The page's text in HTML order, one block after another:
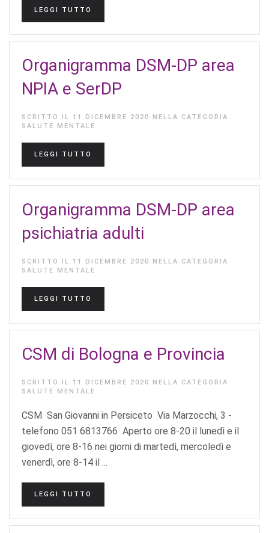
LEGGI TUTTO
Organigramma DSM-DP area
NPIA e SerDP
SCRITTO IL 11 DICEMBRE 2020
NELLA CATEGORIA
SALUTE MENTALE
LEGGI TUTTO
Organigramma DSM-DP area
psichiatria adulti
SCRITTO IL 11 DICEMBRE 2020
NELLA CATEGORIA
SALUTE MENTALE
LEGGI TUTTO
CSM di Bologna e Provincia
SCRITTO IL 11 DICEMBRE 2020
NELLA CATEGORIA
SALUTE MENTALE
CSM San Giovanni in Persiceto Via Marzocchi, 3 -
telefono 051 6813766 Aperto ore 8-20 il lunedì e il
giovedì, ore 8-16 nei giorni di martedì, mercoledì e
venerdì, ore 8-14 il ...
LEGGI TUTTO